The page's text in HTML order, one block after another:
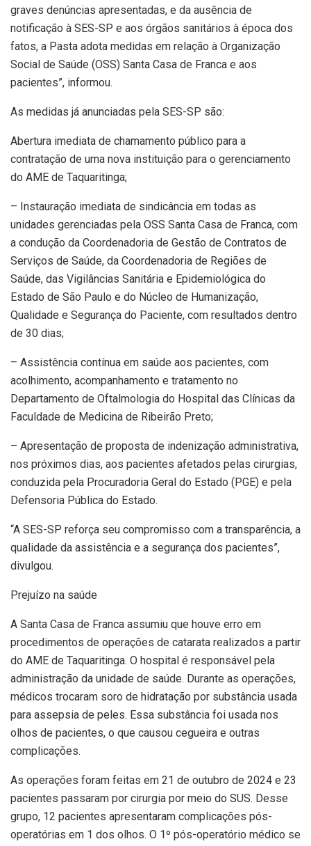
graves denúncias apresentadas, e da ausência de
notificação à SES-SP e aos órgãos sanitários à época dos
fatos, a Pasta adota medidas em relação à Organização
Social de Saúde (OSS) Santa Casa de Franca e aos
pacientes”, informou.
As medidas já anunciadas pela SES-SP são:
Abertura imediata de chamamento público para a
contratação de uma nova instituição para o gerenciamento
do AME de Taquaritinga;
– Instauração imediata de sindicância em todas as
unidades gerenciadas pela OSS Santa Casa de Franca, com
a condução da Coordenadoria de Gestão de Contratos de
Serviços de Saúde, da Coordenadoria de Regiões de
Saúde, das Vigilâncias Sanitária e Epidemiológica do
Estado de São Paulo e do Núcleo de Humanização,
Qualidade e Segurança do Paciente, com resultados dentro
de 30 dias;
– Assistência contínua em saúde aos pacientes, com
acolhimento, acompanhamento e tratamento no
Departamento de Oftalmologia do Hospital das Clínicas da
Faculdade de Medicina de Ribeirão Preto;
– Apresentação de proposta de indenização administrativa,
nos próximos dias, aos pacientes afetados pelas cirurgias,
conduzida pela Procuradoria Geral do Estado (PGE) e pela
Defensoria Pública do Estado.
“A SES-SP reforça seu compromisso com a transparência, a
qualidade da assistência e a segurança dos pacientes”,
divulgou.
Prejuízo na saúde
A Santa Casa de Franca assumiu que houve erro em
procedimentos de operações de catarata realizados a partir
do AME de Taquaritinga. O hospital é responsável pela
administração da unidade de saúde. Durante as operações,
médicos trocaram soro de hidratação por substância usada
para assepsia de peles. Essa substância foi usada nos
olhos de pacientes, o que causou cegueira e outras
complicações.
As operações foram feitas em 21 de outubro de 2024 e 23
pacientes passaram por cirurgia por meio do SUS. Desse
grupo, 12 pacientes apresentaram complicações pós-
operatórias em 1 dos olhos. O 1º pós-operatório médico se